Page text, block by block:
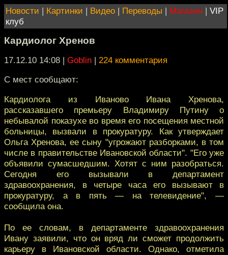
Новости | Картинки | Видео | Переводы | Магазин | VIP
клуб
Кардиолог Хренов
17.12.10 14:08 | Goblin | 224 комментария
С мест сообщают:
Кардиолога из Иваново Ивана Хренова,
рассказавшего премьеру Владимиру Путину о
небывалой показухе во время его посещения местной
больницы, вызвали в прокуратуру. Как утверждает
Ольга Хренова, ее сыну "угрожают разборками, в том
числе в правительстве Ивановской области". "Его уже
объявили сумасшедшим. Хотят с ним разобраться.
Сегодня его вызывали в департамент
здравоохранения, в четыре часа его вызывают в
прокуратуру, а в пять — на телевидение", —
сообщила она.
По ее словам, в департаменте здравоохранения
Ивану заявили, что он вряд ли сможет продолжить
карьеру в Ивановской области. Однако, отметила